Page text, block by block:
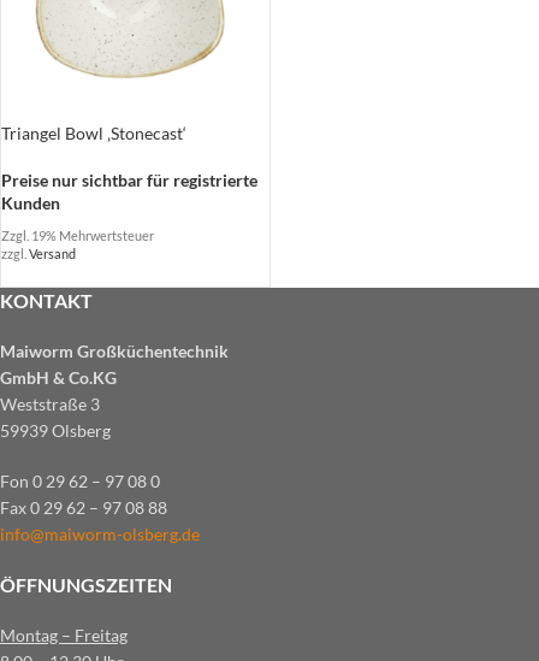
Triangel Bowl ‚Stonecast‘
Preise nur sichtbar für registrierte
Kunden
Zzgl. 19% Mehrwertsteuer
zzgl. Versand
KONTAKT
Maiworm Großküchentechnik
GmbH & Co.KG
Weststraße 3
59939 Olsberg
Fon 0 29 62 – 97 08 0
Fax 0 29 62 – 97 08 88
info@maiworm-olsberg.de
ÖFFNUNGSZEITEN
Montag – Freitag